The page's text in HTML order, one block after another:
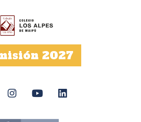
2027